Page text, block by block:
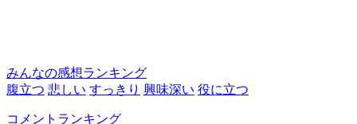
みんなの感想ランキング
腹立つ 悲しい すっきり 興味深い 役に立つ
コメントランキング